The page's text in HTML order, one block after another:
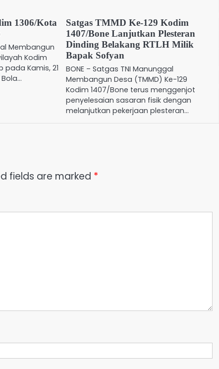
1306/Kota
Membangun
Kodim
pada Kamis, 21
Satgas TMMD Ke-129 Kodim
1407/Bone Lanjutkan Plesteran
Dinding Belakang RTLH Milik
Bapak Sofyan
BONE – Satgas TNI Manunggal
Membangun Desa (TMMD) Ke-129
Kodim 1407/Bone terus menggenjot
penyelesaian sasaran fisik dengan
melanjutkan pekerjaan plesteran…
fields are marked *